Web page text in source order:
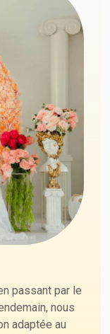
passant par le
nous
adaptée au